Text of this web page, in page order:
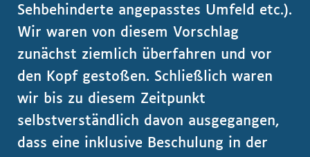
Sehbehinderte angepasstes Umfeld etc.).
Wir waren von diesem Vorschlag
zunächst ziemlich überfahren und vor
den Kopf gestoßen. Schließlich waren
wir bis zu diesem Zeitpunkt
selbstverständlich davon ausgegangen,
dass eine inklusive Beschulung in der